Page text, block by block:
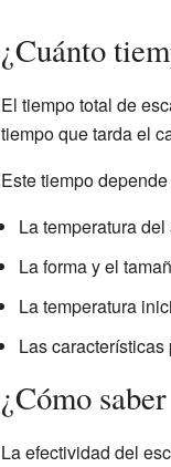
¿Cuánto
El tiempo total de
tiempo que tarda el
Este tiempo
La temperatura
La forma y el
La temperatura
Las
¿Cómo
La efectividad del